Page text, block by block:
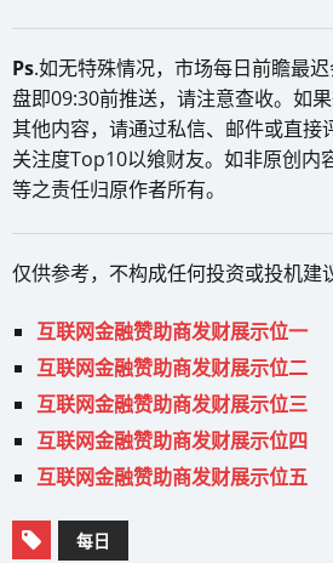
Ps.如无特殊情况，市场每日前瞻最
盘即09:30前推送，请注意查收。如
其他内容，请通过私信、邮件或直接
关注度Top10以飨财友。如非原创内
等之责任归原作者所有。
仅供参考，不构成任何投资或投机建
互联网金融赞助商发财展示位一
互联网金融赞助商发财展示位二
互联网金融赞助商发财展示位三
互联网金融赞助商发财展示位四
互联网金融赞助商发财展示位五
每日